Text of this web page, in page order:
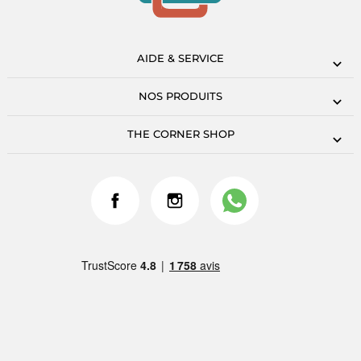
AIDE & SERVICE
NOS PRODUITS
THE CORNER SHOP